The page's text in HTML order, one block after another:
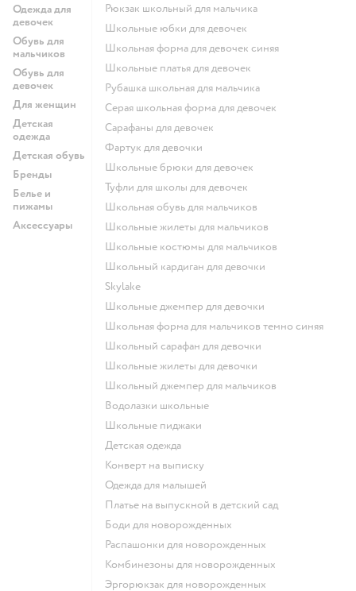
Одежда для
девочек
Обувь для
мальчиков
Обувь для
девочек
Для женщин
Детская
одежда
Детская обувь
Бренды
Белье и
пижамы
Аксессуары
Рюкзак школьный для мальчика
Школьные юбки для девочек
Школьная форма для девочек синяя
Школьные платья для девочек
Рубашка школьная для мальчика
Серая школьная форма для девочек
Сарафаны для девочек
Фартук для девочки
Школьные брюки для девочек
Туфли для школы для девочек
Школьная обувь для мальчиков
Школьные жилеты для мальчиков
Школьные костюмы для мальчиков
Школьный кардиган для девочки
Skylake
Школьные джемпер для девочки
Школьная форма для мальчиков темно синяя
Школьный сарафан для девочки
Школьные жилеты для девочки
Школьный джемпер для мальчиков
Водолазки школьные
Школьные пиджаки
Детская одежда
Конверт на выписку
Одежда для малышей
Платье на выпускной в детский сад
Боди для новорожденных
Распашонки для новорожденных
Комбинезоны для новорожденных
Эргорюкзак для новорожденных